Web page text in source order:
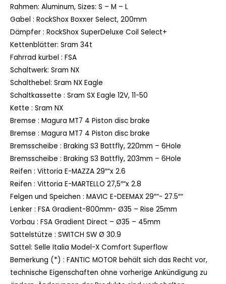
Rahmen: Aluminum, Sizes: S – M – L
Gabel : RockShox Boxxer Select, 200mm
Dämpfer : RockShox SuperDeluxe Coil Select+
Kettenblätter: Sram 34t
Fahrrad kurbel : FSA
Schaltwerk: Sram NX
Schalthebel: Sram NX Eagle
Schaltkassette : Sram SX Eagle 12V, 11-50
Kette : Sram NX
Bremse : Magura MT7 4 Piston disc brake
Bremse : Magura MT7 4 Piston disc brake
Bremsscheibe : Braking S3 Battfly, 220mm – 6Hole
Bremsscheibe : Braking S3 Battfly, 203mm – 6Hole
Reifen : Vittoria E-MAZZA 29″“x 2.6
Reifen : Vittoria E-MARTELLO 27,5″“x 2.8
Felgen und Speichen : MAVIC E-DEEMAX 29″“- 27.5″“
Lenker : FSA Gradient-800mm- Ø35 – Rise 25mm
Vorbau : FSA Gradient Direct – Ø35 – 45mm
Sattelstütze : SWITCH SW Ø 30.9
Sattel: Selle Italia Model-X Comfort Superflow
Bemerkung (*) : FANTIC MOTOR behält sich das Recht vor,
technische Eigenschaften ohne vorherige Ankündigung zu